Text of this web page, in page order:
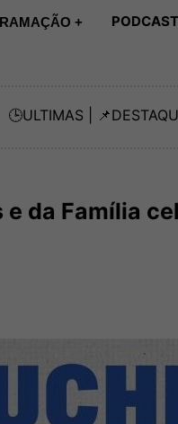
+
🕒ULTIMAS | 📌
e da Família